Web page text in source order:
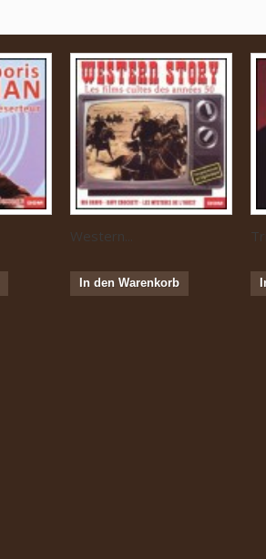
Western...
In den Warenkorb